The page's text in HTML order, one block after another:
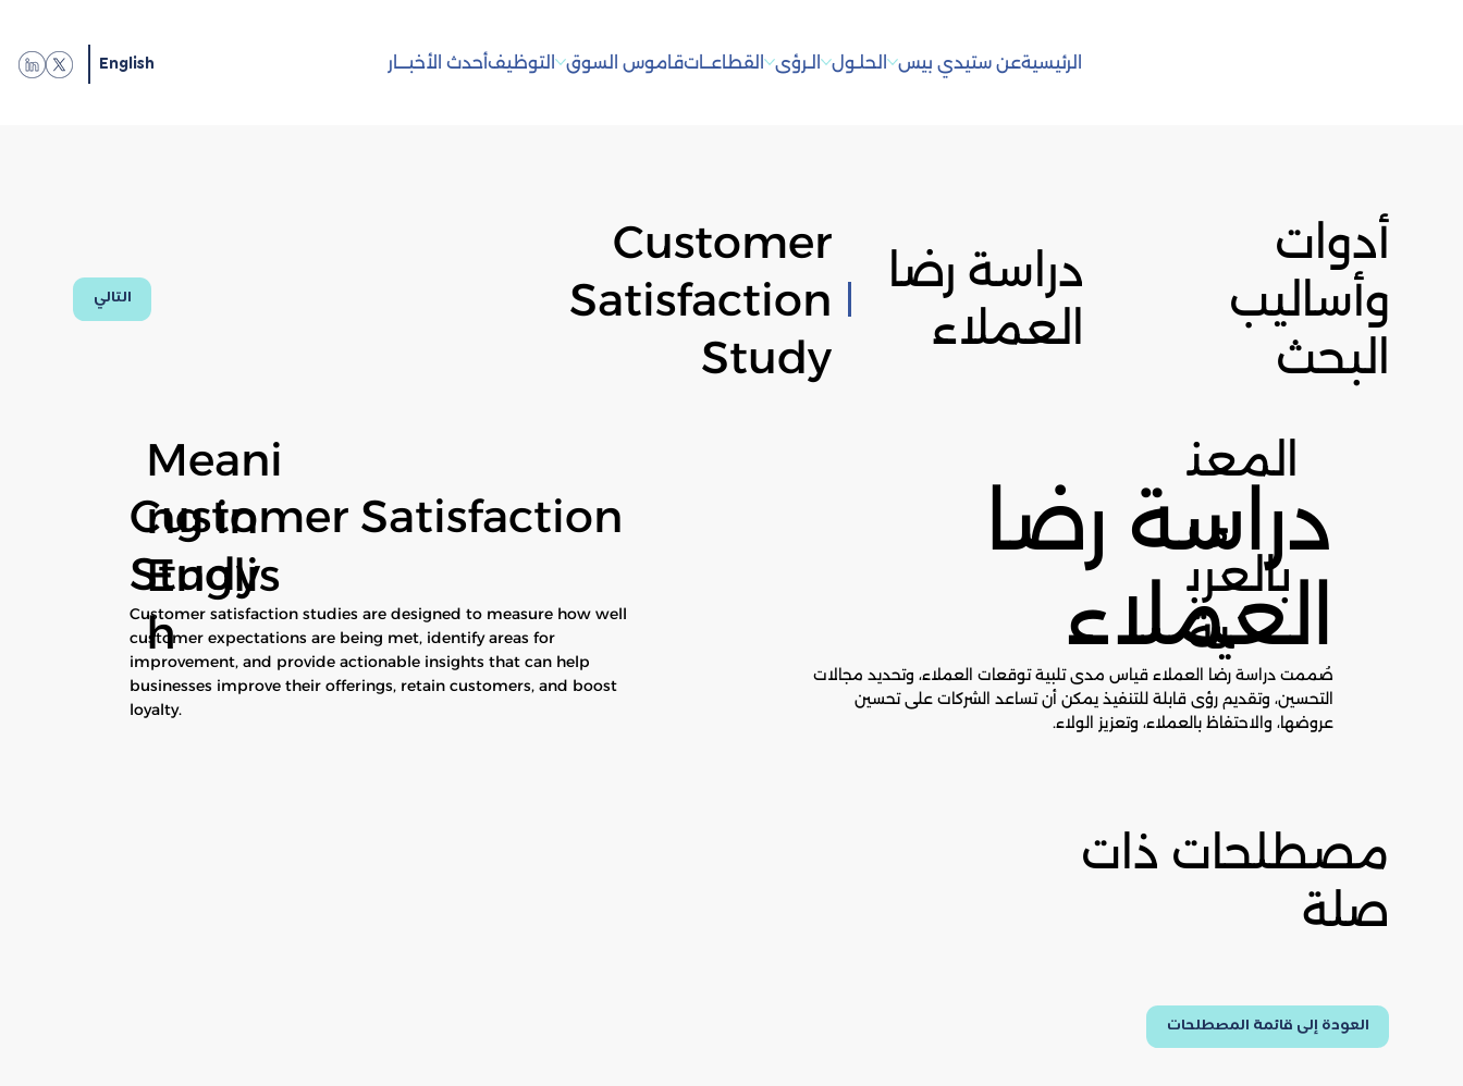
English أحدث الأخبـــارالتوظيف قاموس السوقالقطاعــات الـرؤى الحلـول عن ستيدي بيسالرئيسية
التالي
Customer
Satisfaction
Study
دراسة رضا
العملاء
أدوات
وأساليب
البحث
Meani
ng in
Englis
h
Customer Satisfaction
Study
Customer satisfaction studies are designed to measure how well
customer expectations are being met, identify areas for
improvement, and provide actionable insights that can help
businesses improve their offerings, retain customers, and boost
loyalty.
المعن
ى
بالعرب
ية
دراسة رضا
العملاء
صُممت دراسة رضا العملاء قياس مدى تلبية توقعات العملاء، وتحديد مجالات
التحسين، وتقديم رؤى قابلة للتنفيذ يمكن أن تساعد الشركات على تحسين
عروضها، والاحتفاظ بالعملاء، وتعزيز الولاء.
مصطلحات ذات
صلة
العودة إلى قائمة المصطلحات